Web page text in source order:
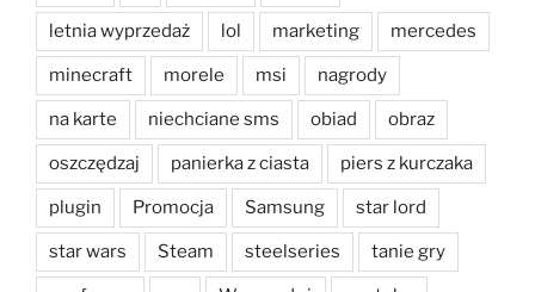
letnia wyprzedaż lol marketing mercedes
minecraft morele msi nagrody
na karte niechciane sms obiad obraz
oszczędzaj panierka z ciasta piers z kurczaka
plugin Promocja Samsung star lord
star wars Steam steelseries tanie gry